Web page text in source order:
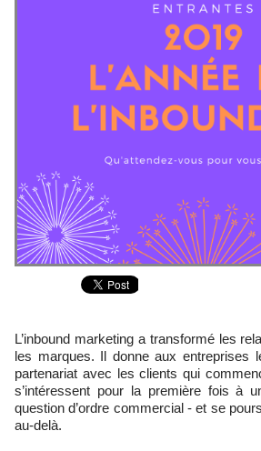
L’inbound marketing a transformé les relations des clients avec
les marques. Il donne aux entreprises
partenariat avec les clients qui
s’intéressent pour la première fois à
question d’ordre commercial - et se
au-delà.